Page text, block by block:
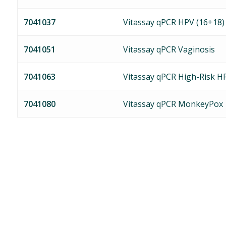
7041037 Vitassay qPCR HPV (16+18)
7041051 Vitassay qPCR Vaginosis
7041063 Vitassay qPCR High-Risk
7041080 Vitassay qPCR MonkeyPox